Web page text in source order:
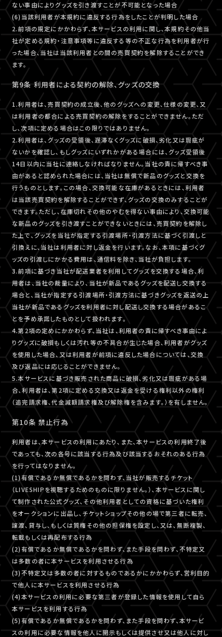
ない事由によりグッズを引き渡すことが不可能となった場合
(6)当該利用者が本規約に違反する行為をしたことが判明した場合
2.前項の規定にかかわらず、本サービスの利用に関し、本規約その他当
社が定める規約・注意事項等に違反する等の不正な行為を利用者が行
った場合、当社は当該利用者との間の売買契約を解除することができ
ます。
第9条 利用者による契約の解除、グッズの交換
1.利用者は、売買契約の成立後、他のグッズへの変更、仕様の変更、又
は利用者の都合による売買契約の解除をすることができません。ただ
し、次項に定める場合はこの限りではありません。
2.利用者は、グッズの受領後、遅滞なくグッズに破損、劣化又は瑕疵が
ないかを確認し、もしグッズにいずれかがある場合には、グッズ受領後
14日以内に当社に連絡しなければなりません。当社の責に帰すべき事
由があると認められた場合には、当社は無償で新品のグッズと交換を
行うものとします。この場合、交換可能な在庫があるときには、利用者
は当該売買契約を解除することができず、グッズの交換のみすることが
できます。ただし、在庫切れその他のやむを得ない事由により、交換可能
な新品のグッズを引き渡すことができないときには、売買契約を解除し
た上で、グッズを当社が指定する引渡場所・引渡方法に基づく引渡しと
引換えに、当社は利用者に対し返金を行います。なお、本項に基づくグ
ッズの引渡しにかかる費用は、通信料を除き、当社が負担します。
3.前項に基づき当社が配送業者を利用してグッズを交換する場合、利
用者は、当社の裁量により、当社が新品であるグッズを配送し交換する
場合と、当社が指定する引渡場所・引渡方法に基づきグッズを返送の上
当社が新品であるグッズを利用者に対し配送し交換する場合があるこ
とを予め承諾したものとして扱われます。
4.第2項の定めにかかわらず、当社は、利用者の責に帰すべき事由によ
りグッズに破損もしくは汚れ等の不具合が生じた場合、利用者がグッズ
を使用した場合、又は利用者が前項に違反した場合については、交換
及び返品には応じることができません。
5.本サービスに基づき販売された商品に破損、劣化又は瑕疵がある場
合、利用者は、第2項に定める交換又は返金を受ける権利以外の権利
（追完請求権、代金減額請求権及び解除権を含みます。）を有しません。
第10条 禁止行為
利用者は、本サービスの利用にあたり、また、本サービスの利用終了後
であっても、次の各号に該当する行為及び該当するおそれのある行為
を行ってはなりません。
(1)有償であるか無償であるかを問わず、当社が販売するチケット
（LIVESHIPを視聴するためのものに限りません。）、本サービスに関し
て制作された公式グッズ、その他利用者としての資格に基づいた権利
をオークションに出品し、チケットショップその他の場で第三者に転売、
譲渡、貸与し、もしくは質権その他の担保権を設定し、又は、無断複製、
転載もしくは再配布する行為
(2)有償であるか無償であるかを問わず、また手段を問わず、不特定又
は多数の者に本サービスを利用させる行為
(3)不特定又は多数の者に対するものであるかにかかわらず、営利目的
で他人に本サービスを利用させる行為
(4)本サービスの利用に必要な第三者が登録した情報を使用して自ら
本サービスを利用する行為
(5)有償であるか無償であるかを問わず、また手段を問わず、本サービ
スの利用に必要な情報を他人に開示もしくは提供させ又は他人に対し